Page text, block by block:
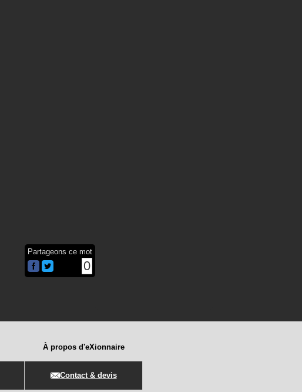
Partageons ce mot
0
À propos d'eXionnaire
Contact & devis